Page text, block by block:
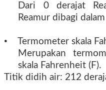
Dari 0 derajat
Reamur dibagi
•
Termometer skala
Merupakan
skala Fahrenheit (F).
Titik didih air: 212